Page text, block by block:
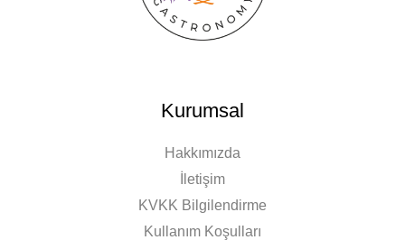
Kurumsal
Hakkımızda
İletişim
KVKK Bilgilendirme
Kullanım Koşulları